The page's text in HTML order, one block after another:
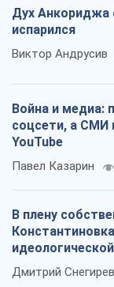
Дух Анкориджа
испарился
Виктор Андрусив
Война и медиа:
соцсети, а СМИ
YouTube
Павел Казарин
В плену
российских
Дмитрий Снегирев